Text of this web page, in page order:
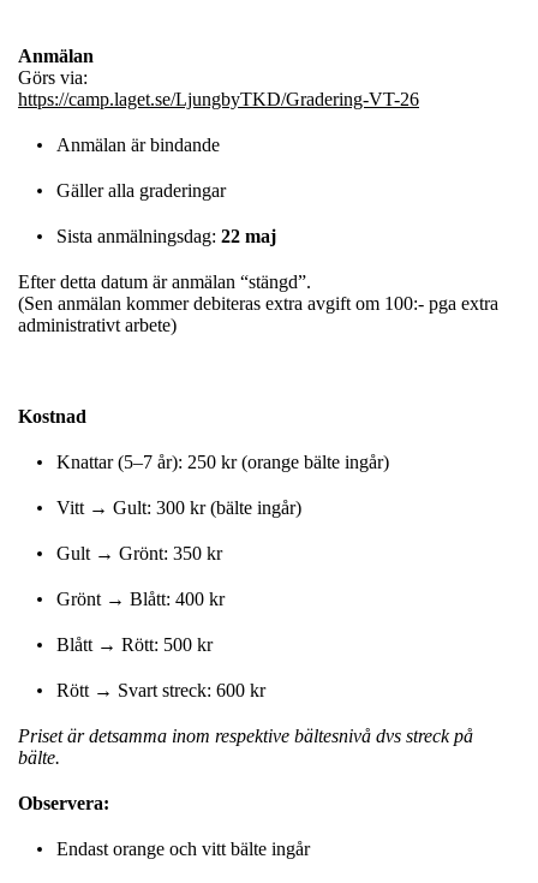
Anmälan
Görs via:
https://camp.laget.se/LjungbyTKD/Gradering-VT-26
Anmälan är bindande
Gäller alla graderingar
Sista anmälningsdag: 22 maj
Efter detta datum är anmälan “stängd”.
(Sen anmälan kommer debiteras extra avgift om 100:- pga extra
administrativt arbete)
Kostnad
Knattar (5–7 år): 250 kr (orange bälte ingår)
Vitt → Gult: 300 kr (bälte ingår)
Gult → Grönt: 350 kr
Grönt → Blått: 400 kr
Blått → Rött: 500 kr
Rött → Svart streck: 600 kr
Priset är detsamma inom respektive bältesnivå dvs streck på
bälte.
Observera:
Endast orange och vitt bälte ingår